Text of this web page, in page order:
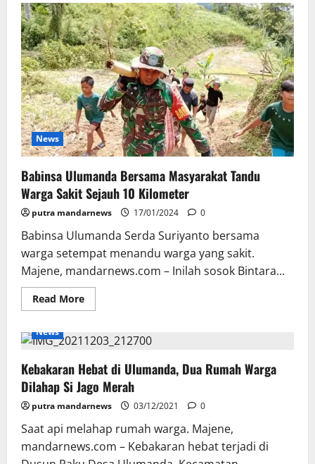
Majene
Kawal
Distribusi
Logistik
Pemilu
ke
Wilayah
Terpencil
Ulumanda
News
Babinsa Ulumanda Bersama Masyarakat Tandu
Warga Sakit Sejauh 10 Kilometer
putra mandarnews 17/01/2024 0
Babinsa Ulumanda Serda Suriyanto bersama
warga setempat menandu warga yang sakit.
Majene, mandarnews.com – Inilah sosok Bintara...
Read MoreRead
more
Ulumanda
Bersama
Tandu
Warga
Sakit
Sejauh
10
News
Kebakaran Hebat di Ulumanda, Dua Rumah Warga
Dilahap Si Jago Merah
putra mandarnews 03/12/2021 0
Saat api melahap rumah warga. Majene,
mandarnews.com – Kebakaran hebat terjadi di